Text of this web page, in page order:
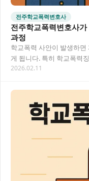
전주학교폭력변호사
전주학교폭력변호사
과정
학교폭력 사안이 발생하
게 됩니다. 특히 학교폭력
할지 막막한 경우가 많아요
2026.02.11